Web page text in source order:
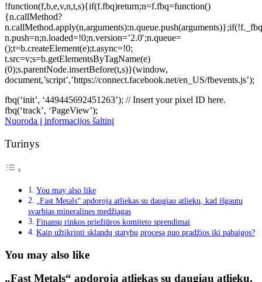
!function(f,b,e,v,n,t,s){if(f.fbq)return;n=f.fbq=function()
{n.callMethod?
n.push=n;n.loaded=!0;n.version=’2.0′;n.queue=
();t=b.createElement(e);t.async=!0;
t.src=v;s=b.getElementsByTagName(e)
(0);s.parentNode.insertBefore(t,s)}(window,
document,’script’,’https://connect.facebook.net/en_US/fbevents.js’);
fbq(‘init’, ‘449445692451263’); // Insert your pixel ID here.
fbq(‘track’, ‘PageView’);
Nuoroda į informacijos šaltinį
Turinys
You may also like
„Fast Metals“ apdoroja atliekas su daugiau atliekų, kad išgautų
svarbias mineralines medžiagas
Finansų rinkos priežiūros komiteto sprendimai
Kaip užtikrinti sklandų statybų procesą nuo pradžios iki pabaigos?
You may also like
„Fast Metals“ apdoroja atliekas su daugiau atliekų,